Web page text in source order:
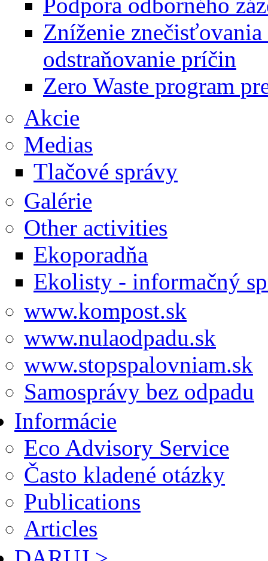
Zníženie
odstraňovanie príčin
Zero Waste program
Akcie
Medias
Tlačové správy
Galérie
Other activities
Ekoporadňa
Ekolisty - informačný
www.kompost.sk
www.nulaodpadu.sk
www.stopspalovniam.sk
Samosprávy bez odpadu
Informácie
Eco Advisory Service
Často kladené otázky
Publications
Articles